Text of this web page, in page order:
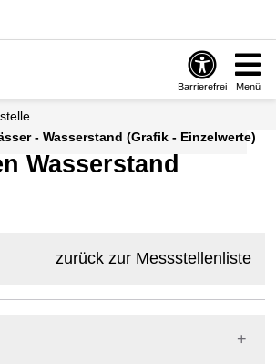
Barrierefrei Menü
- Wasserstand (Grafik - Einzelwerte)
Wasserstand
zurück zur Messstellenliste